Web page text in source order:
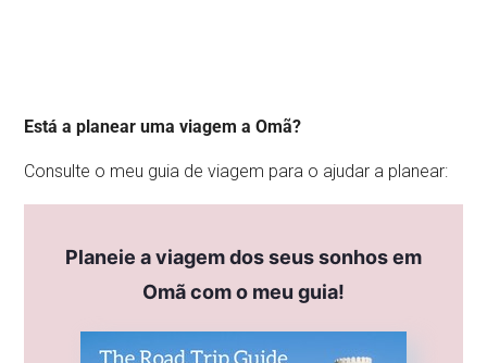
Está a planear uma viagem a Omã?
Consulte o meu guia de viagem para o ajudar a planear:
Planeie a viagem dos seus sonhos em
Omã com o meu guia!